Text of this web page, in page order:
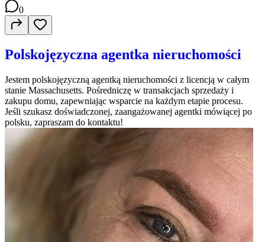
0
Polskojęzyczna agentka nieruchomości
Jestem polskojęzyczną agentką nieruchomości z licencją w całym
stanie Massachusetts. Pośredniczę w transakcjach sprzedaży i
zakupu domu, zapewniając wsparcie na każdym etapie procesu.
Jeśli szukasz doświadczonej, zaangażowanej agentki mówiącej po
polsku, zapraszam do kontaktu!